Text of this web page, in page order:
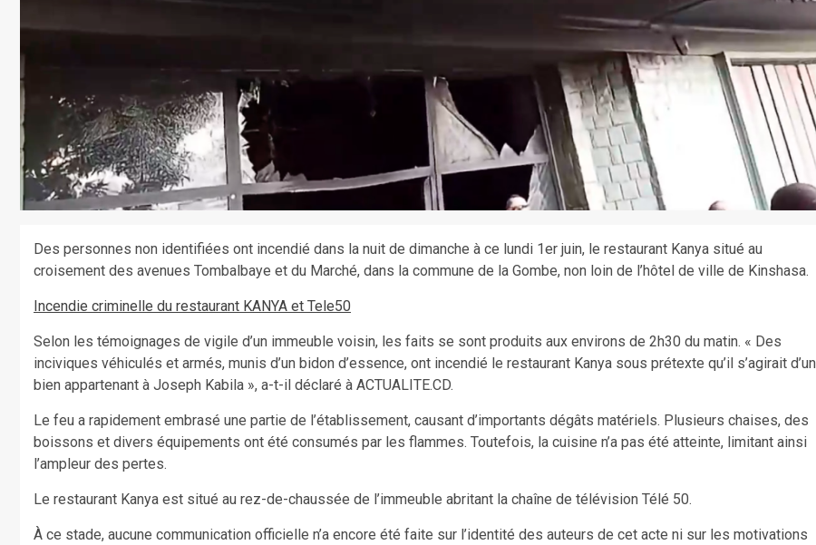
Des personnes non identifiées ont incendié dans la nuit de dimanche à ce lundi 1er juin, le restaurant Kanya situé au
croisement des avenues Tombalbaye et du Marché, dans la commune de la Gombe, non loin de l’hôtel de ville de Kinshasa.
Incendie criminelle du restaurant KANYA et Tele50
Selon les témoignages de vigile d’un immeuble voisin, les faits se sont produits aux environs de 2h30 du matin. « Des
inciviques véhiculés et armés, munis d’un bidon d’essence, ont incendié le restaurant Kanya sous prétexte qu’il s’agirait d’un
bien appartenant à Joseph Kabila », a-t-il déclaré à ACTUALITE.CD.
Le feu a rapidement embrasé une partie de l’établissement, causant d’importants dégâts matériels. Plusieurs chaises, des
boissons et divers équipements ont été consumés par les flammes. Toutefois, la cuisine n’a pas été atteinte, limitant ainsi
l’ampleur des pertes.
Le restaurant Kanya est situé au rez-de-chaussée de l’immeuble abritant la chaîne de télévision Télé 50.
À ce stade, aucune communication officielle n’a encore été faite sur l’identité des auteurs de cet acte ni sur les motivations